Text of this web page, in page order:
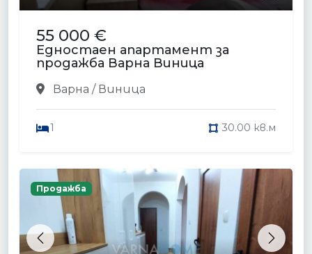
55 000 €
Едностаен апартамент за
продажба Варна Виница
Варна / Виница
1 30.00 кв.м
Previous Next
Продажба